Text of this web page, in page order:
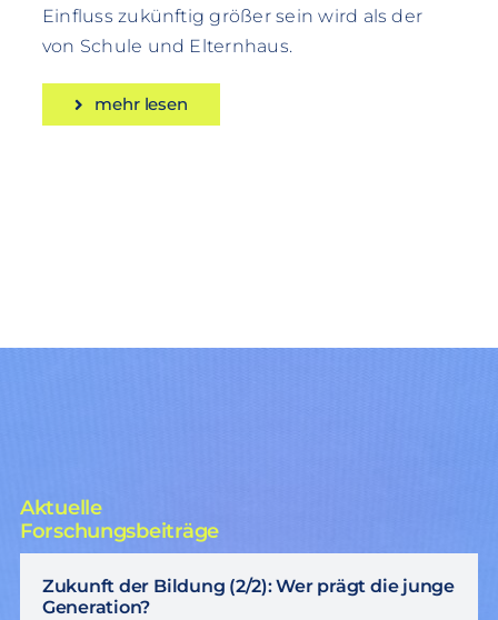
Einfluss zukünftig größer sein wird als der
von Schule und Elternhaus.
mehr lesen
Aktuelle
Forschungsbeiträge
Zukunft der Bildung (2/2): Wer prägt die junge
Generation?